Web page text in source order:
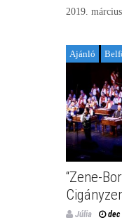
2019.
Ajánló
“Zene-
Júlia dec